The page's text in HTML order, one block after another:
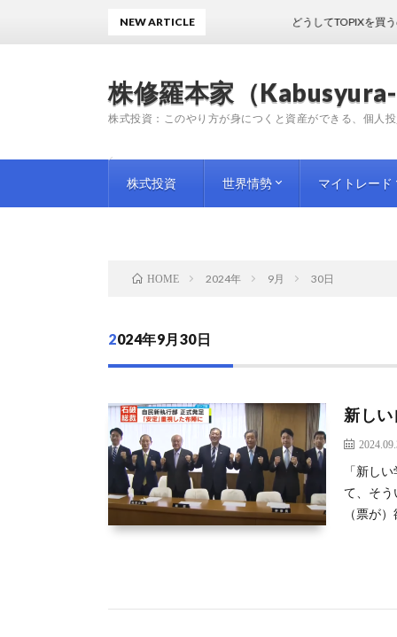
株修羅本家（
株式投資：このやり方が身につくと資産ができる、個人
株式投資 世界情勢 マイトレード
NEW ARTICLE どうしてTOPIXを買うのかわ
HOME 2024年 9月 30日
2024年9月30日
新し
「新し
て、そ
（票が